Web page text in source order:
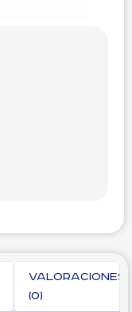
Valoraciones
(0)